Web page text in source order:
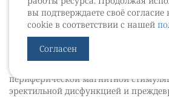
вы подтверждаете своё
cookie в соответствии с нашей
Согласен
Последние статьи
Сравнительная эффективность
комбинированной терапии с
периферической магнитной
эректильной дисфункцией и